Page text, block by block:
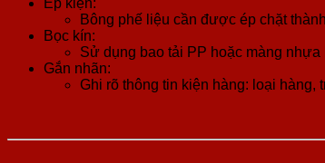
Ép kiện:
Bông phế liệu cần được ép chặt
Bọc kín:
Sử dụng bao tải PP hoặc màng
Gắn nhãn:
Ghi rõ thông tin kiện hàng: loại